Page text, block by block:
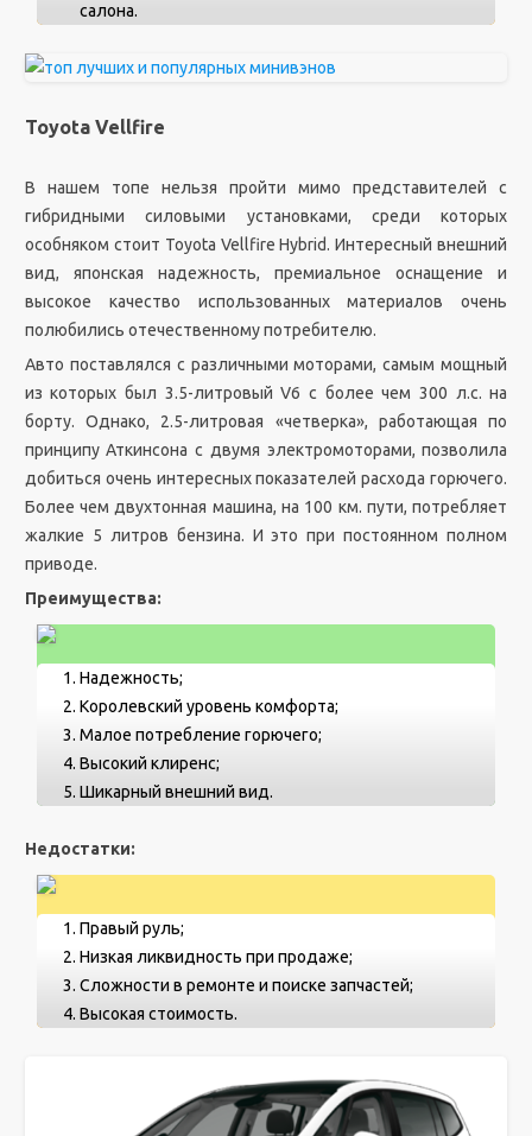
салона.
Toyota Vellfire
В нашем топе нельзя пройти мимо представителей с
гибридными силовыми установками, среди которых
особняком стоит Toyota Vellfire Hybrid. Интересный внешний
вид, японская надежность, премиальное оснащение и
высокое качество использованных материалов очень
полюбились отечественному потребителю.
Авто поставлялся с различными моторами, самым мощный
из которых был 3.5-литровый V6 с более чем 300 л.с. на
борту. Однако, 2.5-литровая «четверка», работающая по
принципу Аткинсона с двумя электромоторами, позволила
добиться очень интересных показателей расхода горючего.
Более чем двухтонная машина, на 100 км. пути, потребляет
жалкие 5 литров бензина. И это при постоянном полном
приводе.
Преимущества:
Надежность;
Королевский уровень комфорта;
Малое потребление горючего;
Высокий клиренс;
Шикарный внешний вид.
Недостатки:
Правый руль;
Низкая ликвидность при продаже;
Сложности в ремонте и поиске запчастей;
Высокая стоимость.